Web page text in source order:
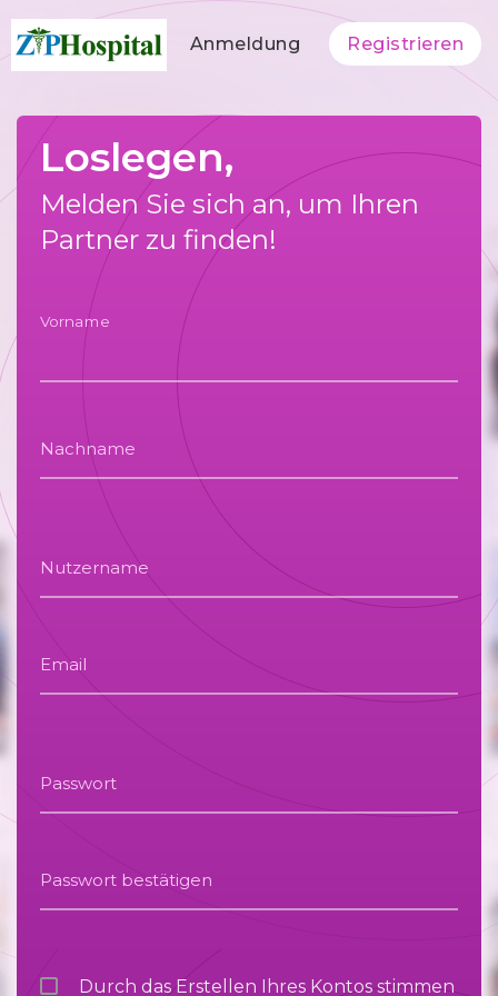
Anmeldung Registrieren
Loslegen,
Melden Sie sich an, um Ihren
Partner zu finden!
Vorname
Nachname
Nutzername
Email
Passwort
Passwort bestätigen
Durch das Erstellen Ihres Kontos stimmen